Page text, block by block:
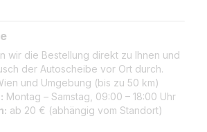
wir die Bestellung direkt zu Ihnen und
der Autoscheibe vor Ort durch.
und Umgebung (bis zu 50 km)
Montag – Samstag, 09:00 – 18:00 Uhr
ab 20 € (abhängig vom Standort)